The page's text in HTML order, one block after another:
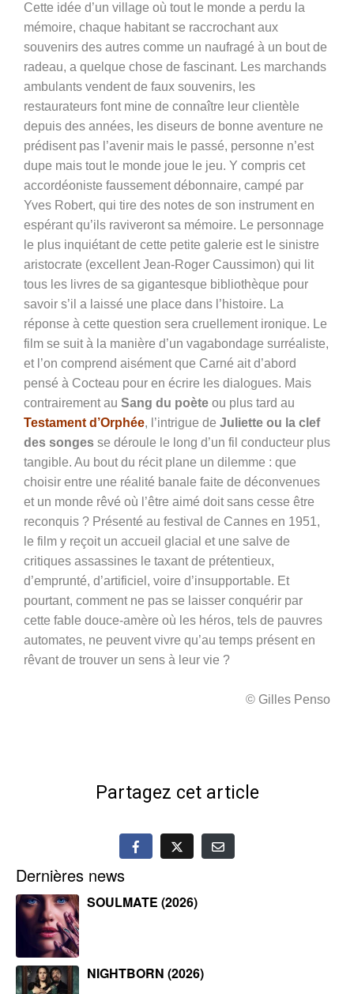
Cette idée d’un village où tout le monde a perdu la
mémoire, chaque habitant se raccrochant aux
souvenirs des autres comme un naufragé à un bout de
radeau, a quelque chose de fascinant. Les marchands
ambulants vendent de faux souvenirs, les
restaurateurs font mine de connaître leur clientèle
depuis des années, les diseurs de bonne aventure ne
prédisent pas l’avenir mais le passé, personne n’est
dupe mais tout le monde joue le jeu. Y compris cet
accordéoniste faussement débonnaire, campé par
Yves Robert, qui tire des notes de son instrument en
espérant qu’ils raviveront sa mémoire. Le personnage
le plus inquiétant de cette petite galerie est le sinistre
aristocrate (excellent Jean-Roger Caussimon) qui lit
tous les livres de sa gigantesque bibliothèque pour
savoir s’il a laissé une place dans l’histoire. La
réponse à cette question sera cruellement ironique. Le
film se suit à la manière d’un vagabondage surréaliste,
et l’on comprend aisément que Carné ait d’abord
pensé à Cocteau pour en écrire les dialogues. Mais
contrairement au Sang du poète ou plus tard au
Testament d’Orphée, l’intrigue de Juliette ou la clef
des songes se déroule le long d’un fil conducteur plus
tangible. Au bout du récit plane un dilemme : que
choisir entre une réalité banale faite de déconvenues
et un monde rêvé où l’être aimé doit sans cesse être
reconquis ? Présenté au festival de Cannes en 1951,
le film y reçoit un accueil glacial et une salve de
critiques assassines le taxant de prétentieux,
d’emprunté, d’artificiel, voire d’insupportable. Et
pourtant, comment ne pas se laisser conquérir par
cette fable douce-amère où les héros, tels de pauvres
automates, ne peuvent vivre qu’au temps présent en
rêvant de trouver un sens à leur vie ?
© Gilles Penso
Partagez cet article
Dernières news
SOULMATE (2026)
NIGHTBORN (2026)